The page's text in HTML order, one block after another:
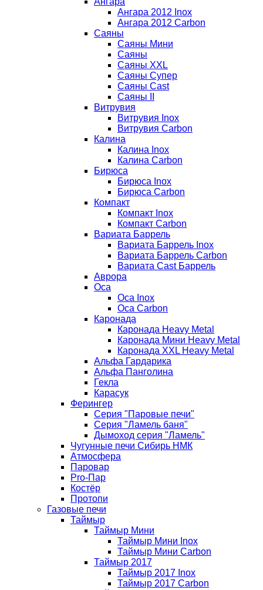
Ангара 2012 Inox
Ангара 2012 Carbon
Саяны
Саяны Мини
Саяны
Саяны XXL
Саяны Супер
Саяны Cast
Саяны II
Витрувия
Витрувия Inox
Витрувия Carbon
Калина
Калина Inox
Калина Carbon
Бирюса
Бирюса Inox
Бирюса Carbon
Компакт
Компакт Inox
Компакт Carbon
Вариата Баррель
Вариата Баррель Inox
Вариата Баррель Carbon
Вариата Cast Баррель
Аврора
Оса
Оса Inox
Оса Carbon
Каронада
Каронада Heavy Metal
Каронада Мини Heavy Metal
Каронада XXL Heavy Metal
Альфа Гардарика
Альфа Панголина
Гекла
Карасук
Ферингер
Серия "Паровые печи"
Серия "Ламель баня"
Дымоход серия "Ламель"
Чугунные печи Сибирь НМК
Атмосфера
Паровар
Pro-Пар
Костёр
Протопи
Газовые печи
Таймыр
Таймыр Мини
Таймыр Мини Inox
Таймыр Мини Carbon
Таймыр 2017
Таймыр 2017 Inox
Таймыр 2017 Carbon